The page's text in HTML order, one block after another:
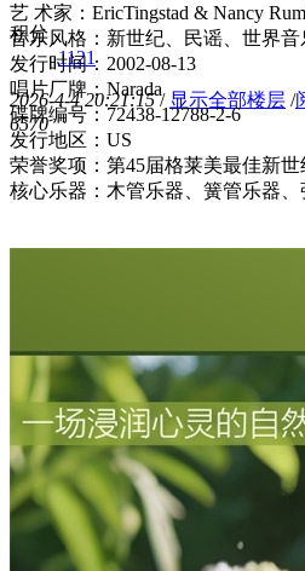
积分
1121
2026-4-4 20:21:15 / 显示全部楼层 /
6570
艺 术家：EricTingstad & Nancy
音乐风格：新世纪、民谣、世界音
发行时间：2002-08-13
唱片厂牌：Narada
碟牌编号：72438-12788-2-6
发行地区：US
荣誉奖项：第45届格莱美最佳新世
核心乐器：木管乐器、簧管乐器、